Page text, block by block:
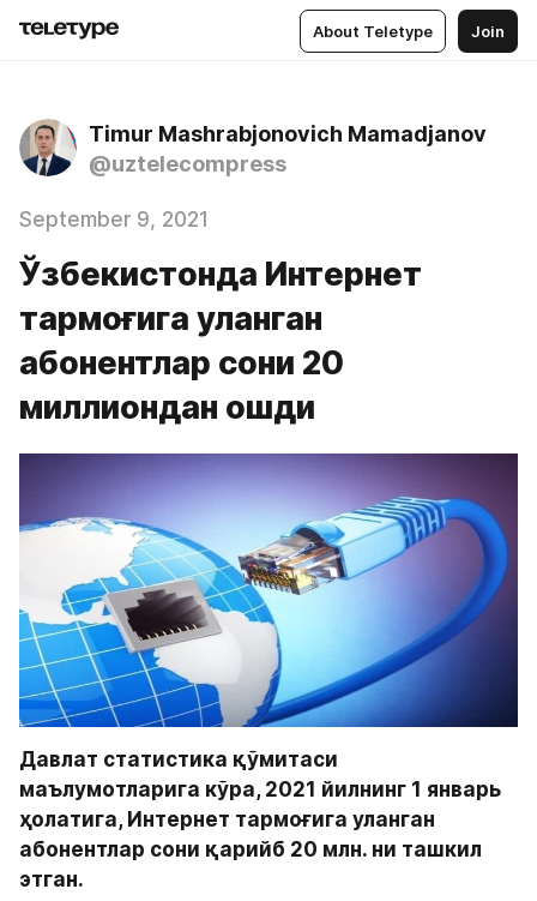
About Teletype Join
Timur Mashrabjonovich Mamadjanov
@uztelecompress
September 9, 2021
Ўзбекистонда Интернет
тармоғига уланган
абонентлар сони 20
миллиондан ошди
Давлат статистика қўмитаси
маълумотларига кўра, 2021 йилнинг 1 январь
ҳолатига, Интернет тармоғига уланган
абонентлар сони қарийб 20 млн. ни ташкил
этган.